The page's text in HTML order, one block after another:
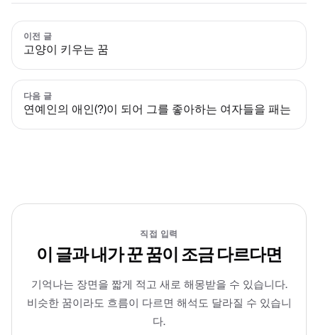
이전 글
고양이 키우는 꿈
다음 글
연예인의 애인(?)이 되어 그를 좋아하는 여자들을 패는
직접 입력
이 글과 내가 꾼 꿈이 조금 다르다면
기억나는 장면을 짧게 적고 새로 해몽받을 수 있습니다.
비슷한 꿈이라도 흐름이 다르면 해석도 달라질 수 있습니
다.